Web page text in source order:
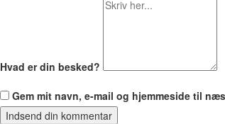
Hvad er din besked?
Gem mit navn, e-mail og hjemmeside til
Indsend din kommentar